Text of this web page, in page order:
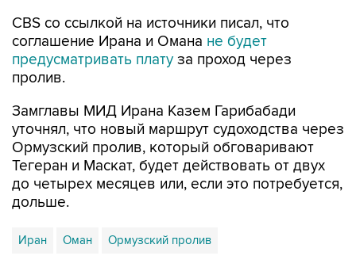
CBS со ссылкой на источники писал, что
соглашение Ирана и Омана не будет
предусматривать плату за проход через
пролив.
Замглавы МИД Ирана Казем Гарибабади
уточнял, что новый маршрут судоходства через
Ормузский пролив, который обговаривают
Тегеран и Маскат, будет действовать от двух
до четырех месяцев или, если это потребуется,
дольше.
Иран Оман Ормузский пролив